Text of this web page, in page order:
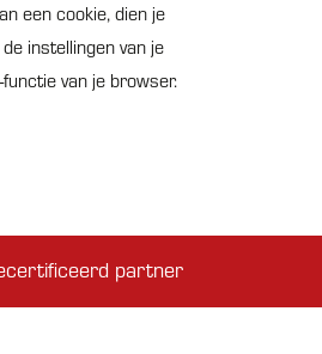
een cookie, dien je
instellingen van je
van je browser.
partner